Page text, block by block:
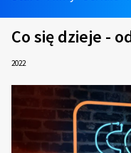
Co się dzieje -
2022